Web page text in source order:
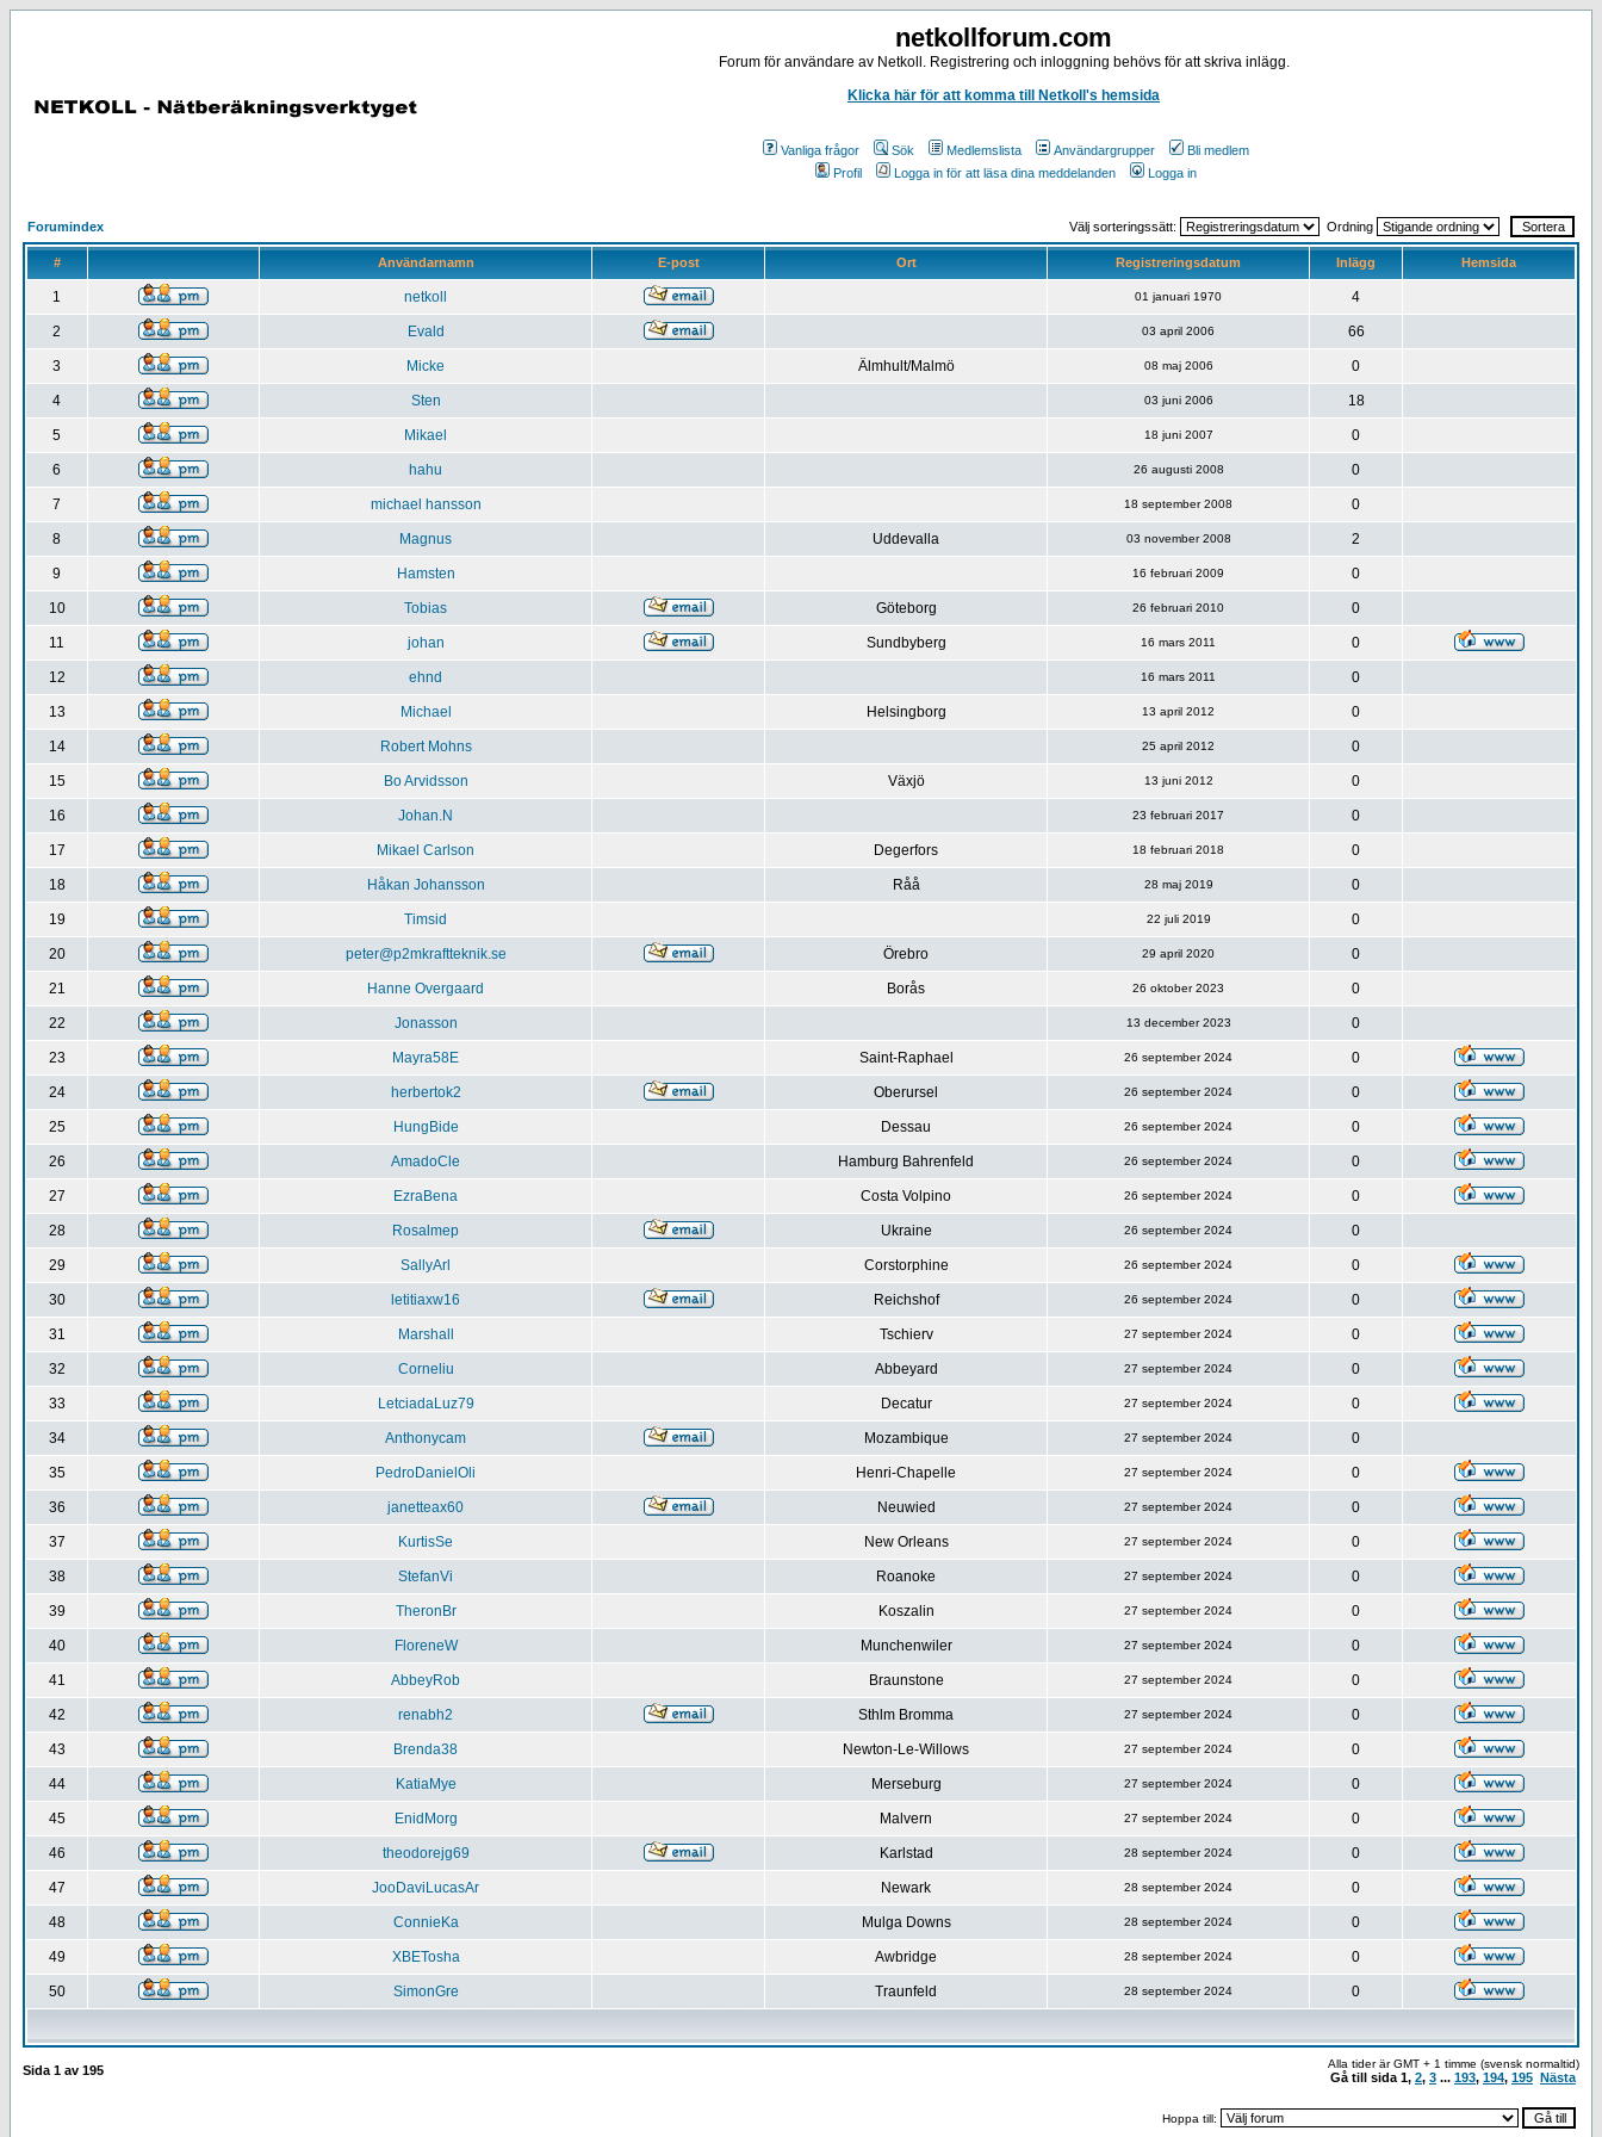
netkollforum.com
Forum för användare av Netkoll. Registrering och inloggning behövs för att skriva inlägg.
Klicka här för att komma till Netkoll's hemsida
Vanliga frågor Sök Medlemslista Användargrupper
Bli medlem
Profil
Logga in för att läsa dina meddelanden Logga in
Forumindex Välj sorteringssätt: Ordning
# Användarnamn E-post Ort Registreringsdatum Inlägg Hemsida
1 netkoll 01 januari 1970 4
2 Evald 03 april 2006 66
3 Micke Älmhult/Malmö 08 maj 2006 0
4 Sten 03 juni 2006 18
5 Mikael 18 juni 2007 0
6 hahu 26 augusti 2008 0
7 michael hansson 18 september 2008 0
8 Magnus Uddevalla 03 november 2008 2
9 Hamsten 16 februari 2009 0
10 Tobias Göteborg 26 februari 2010 0
11 johan Sundbyberg 16 mars 2011 0
12 ehnd 16 mars 2011 0
13 Michael Helsingborg 13 april 2012 0
14 Robert Mohns 25 april 2012 0
15 Bo Arvidsson Växjö 13 juni 2012 0
16 Johan.N 23 februari 2017 0
17 Mikael Carlson Degerfors 18 februari 2018 0
18 Håkan Johansson Råå 28 maj 2019 0
19 Timsid 22 juli 2019 0
20 peter@p2mkraftteknik.se Örebro 29 april 2020 0
21 Hanne Overgaard Borås 26 oktober 2023 0
22 Jonasson 13 december 2023 0
23 Mayra58E Saint-Raphael 26 september 2024 0
24 herbertok2 Oberursel 26 september 2024 0
25 HungBide Dessau 26 september 2024 0
26 AmadoCle Hamburg Bahrenfeld 26 september 2024 0
27 EzraBena Costa Volpino 26 september 2024 0
28 Rosalmep Ukraine 26 september 2024 0
29 SallyArl Corstorphine 26 september 2024 0
30 letitiaxw16 Reichshof 26 september 2024 0
31 Marshall Tschierv 27 september 2024 0
32 Corneliu Abbeyard 27 september 2024 0
33 LetciadaLuz79 Decatur 27 september 2024 0
34 Anthonycam Mozambique 27 september 2024 0
35 PedroDanielOli Henri-Chapelle 27 september 2024 0
36 janetteax60 Neuwied 27 september 2024 0
37 KurtisSe New Orleans 27 september 2024 0
38 StefanVi Roanoke 27 september 2024 0
39 TheronBr Koszalin 27 september 2024 0
40 FloreneW Munchenwiler 27 september 2024 0
41 AbbeyRob Braunstone 27 september 2024 0
42 renabh2 Sthlm Bromma 27 september 2024 0
43 Brenda38 Newton-Le-Willows 27 september 2024 0
44 KatiaMye Merseburg 27 september 2024 0
45 EnidMorg Malvern 27 september 2024 0
46 theodorejg69 Karlstad 28 september 2024 0
47 JooDaviLucasAr Newark 28 september 2024 0
48 ConnieKa Mulga Downs 28 september 2024 0
49 XBETosha Awbridge 28 september 2024 0
50 SimonGre Traunfeld 28 september 2024 0
Sida 1 av 195 Alla tider är GMT + 1 timme (svensk normaltid)
Gå till sida 1, 2, 3 ... 193, 194, 195 Nästa
Hoppa till: